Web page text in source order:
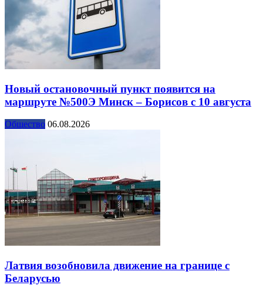
Новый остановочный пункт появится на
маршруте №500Э Минск – Борисов с 10 августа
Общество 06.08.2026
Латвия возобновила движение на границе с
Беларусью